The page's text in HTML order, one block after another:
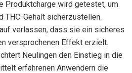
Produktcharge wird getestet, um
THC-Gehalt sicherzustellen.
verlassen, dass sie ein sicheres
versprochenen Effekt erzielt.
Neulingen den Einstieg in die
erfahrenen Anwendern die